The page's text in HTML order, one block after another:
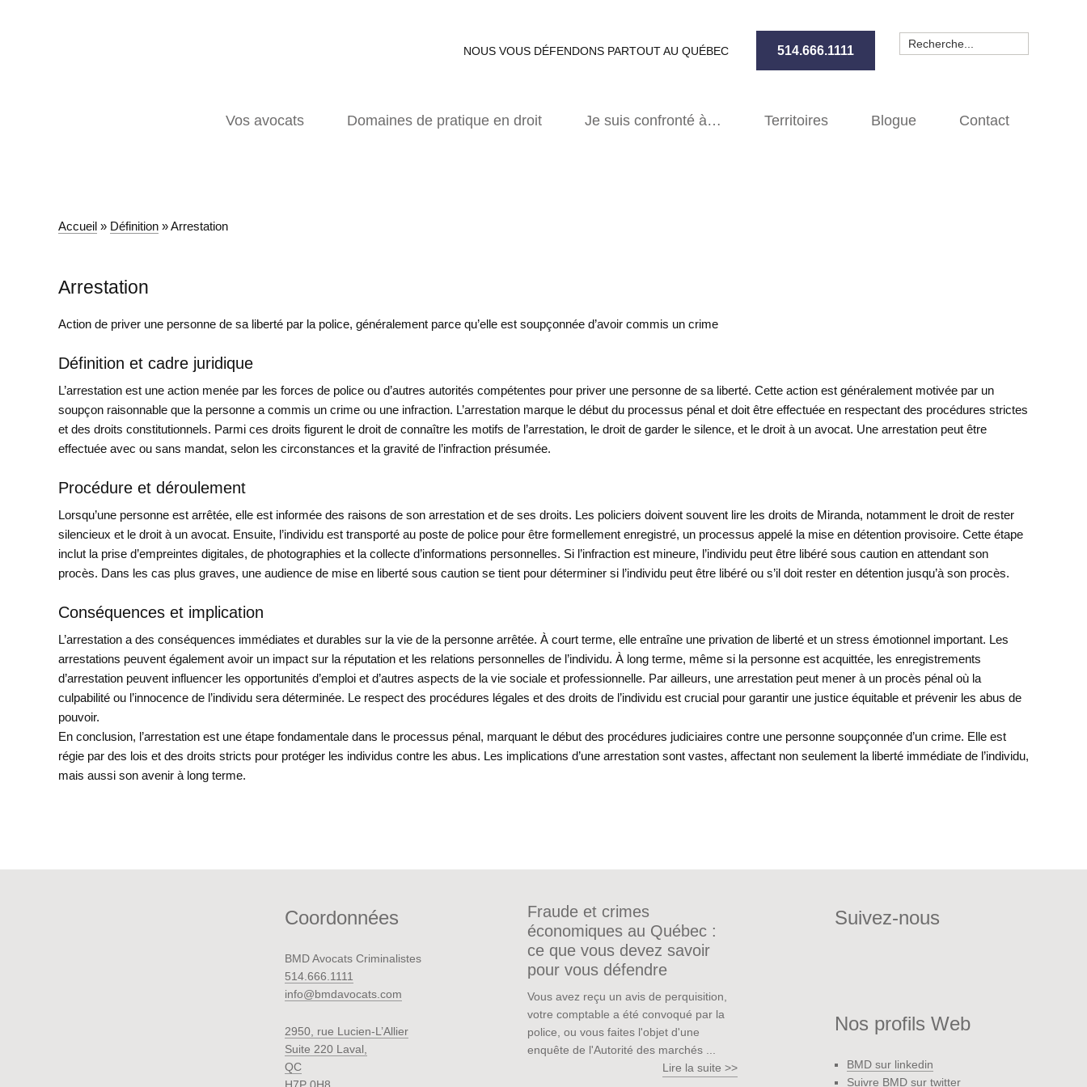
NOUS VOUS DÉFENDONS PARTOUT AU QUÉBEC 514.666.1111
Vos avocats Domaines de pratique en droit Je suis confronté à… Territoires Blogue Contact
Accueil » Définition »Arrestation
Arrestation
Action de priver une personne de sa liberté par la police, généralement parce qu’elle est soupçonnée d’avoir commis un crime
Définition et cadre juridique
L’arrestation est une action menée par les forces de police ou d’autres autorités compétentes pour priver une personne de sa liberté. Cette action est généralement motivée par un
soupçon raisonnable que la personne a commis un crime ou une infraction. L’arrestation marque le début du processus pénal et doit être effectuée en respectant des procédures strictes
et des droits constitutionnels. Parmi ces droits figurent le droit de connaître les motifs de l’arrestation, le droit de garder le silence, et le droit à un avocat. Une arrestation peut être
effectuée avec ou sans mandat, selon les circonstances et la gravité de l’infraction présumée.
Procédure et déroulement
Lorsqu’une personne est arrêtée, elle est informée des raisons de son arrestation et de ses droits. Les policiers doivent souvent lire les droits de Miranda, notamment le droit de rester
silencieux et le droit à un avocat. Ensuite, l’individu est transporté au poste de police pour être formellement enregistré, un processus appelé la mise en détention provisoire. Cette étape
inclut la prise d’empreintes digitales, de photographies et la collecte d’informations personnelles. Si l’infraction est mineure, l’individu peut être libéré sous caution en attendant son
procès. Dans les cas plus graves, une audience de mise en liberté sous caution se tient pour déterminer si l’individu peut être libéré ou s’il doit rester en détention jusqu’à son procès.
Conséquences et implication
L’arrestation a des conséquences immédiates et durables sur la vie de la personne arrêtée. À court terme, elle entraîne une privation de liberté et un stress émotionnel important. Les
arrestations peuvent également avoir un impact sur la réputation et les relations personnelles de l’individu. À long terme, même si la personne est acquittée, les enregistrements
d’arrestation peuvent influencer les opportunités d’emploi et d’autres aspects de la vie sociale et professionnelle. Par ailleurs, une arrestation peut mener à un procès pénal où la
culpabilité ou l’innocence de l’individu sera déterminée. Le respect des procédures légales et des droits de l’individu est crucial pour garantir une justice équitable et prévenir les abus de
pouvoir.
En conclusion, l’arrestation est une étape fondamentale dans le processus pénal, marquant le début des procédures judiciaires contre une personne soupçonnée d’un crime. Elle est
régie par des lois et des droits stricts pour protéger les individus contre les abus. Les implications d’une arrestation sont vastes, affectant non seulement la liberté immédiate de l’individu,
mais aussi son avenir à long terme.
Coordonnées
BMD Avocats Criminalistes
514.666.1111
info@bmdavocats.com
2950, rue Lucien-L’Allier
Suite 220 Laval,
QC
Fraude et crimes
économiques au Québec :
ce que vous devez savoir
pour vous défendre
Vous avez reçu un avis de perquisition,
votre comptable a été convoqué par la
police, ou vous faites l'objet d'une
enquête de l'Autorité des marchés ...
Lire la suite >>
Suivez-nous
Nos profils Web
BMD sur linkedin
Suivre BMD sur twitter